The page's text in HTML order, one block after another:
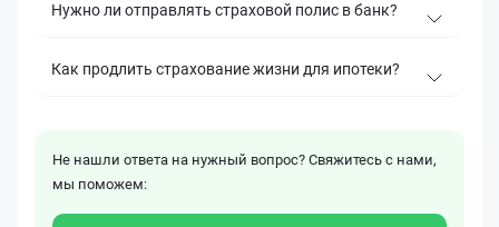
Нужно ли отправлять страховой полис в банк?
Как продлить страхование жизни для ипотеки?
Не нашли ответа на нужный вопрос? Свяжитесь с нами,
мы поможем: